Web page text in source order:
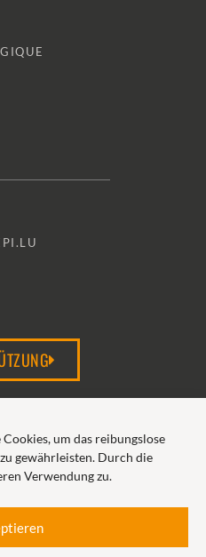
um das reibungslose
gewährleisten. Durch die
Verwendung zu.
EPI